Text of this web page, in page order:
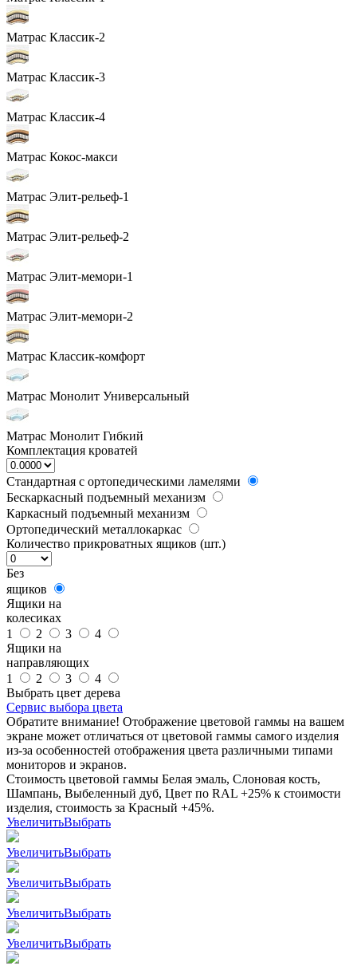
Матрас Классик-2
Матрас Классик-3
Матрас Классик-4
Матрас Кокос-макси
Матрас Элит-рельеф-1
Матрас Элит-рельеф-2
Матрас Элит-мемори-1
Матрас Элит-мемори-2
Матрас Классик-комфорт
Матрас Монолит Универсальный
Матрас Монолит Гибкий
Комплектация кроватей
Стандартная с ортопедическими ламелями
Бескаркасный подъемный механизм
Каркасный подъемный механизм
Ортопедический металлокаркас
Количество прикроватных ящиков (шт.)
Без
ящиков
Ящики на
колесиках
1
2 3
4
Ящики на
направляющих
1
2 3
4
Выбрать цвет дерева
Сервис выбора цвета
Обратите внимание! Отображение цветовой гаммы на вашем
экране может отличаться от цветовой гаммы самого изделия
из-за особенностей отображения цвета различными типами
мониторов и экранов.
Стоимость цветовой гаммы Белая эмаль, Слоновая кость,
Шампань, Выбеленный дуб, Цвет по RAL +25% к стоимости
изделия, стоимость за Красный +45%.
УвеличитьВыбрать
УвеличитьВыбрать
УвеличитьВыбрать
УвеличитьВыбрать
УвеличитьВыбрать